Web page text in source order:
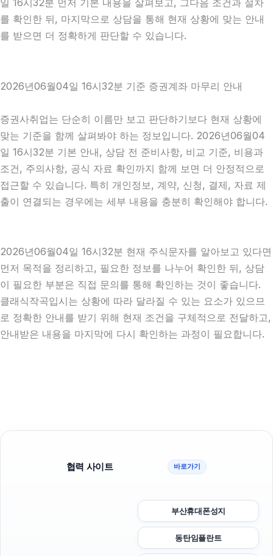
일 16시32분 먼저 기본 내용을 살펴보고, 그다음 조건과 절차
를 확인한 뒤, 마지막으로 상담을 통해 현재 상황에 맞는 안내
를 받으면 더 정확하게 판단할 수 있습니다.
2026년06월04일 16시32분 기준 증권계좌 마무리 안내
증권사취업는 단순히 이름만 보고 판단하기보다 현재 상황에
맞는 기준을 함께 살펴봐야 하는 정보입니다. 2026년06월04
일 16시32분 기본 안내, 상담 전 준비사항, 비교 기준, 비용과
조건, 주의사항, 공식 자료 확인까지 함께 보면 더 안정적으로
접근할 수 있습니다. 특히 개인정보, 계약, 신청, 결제, 자료 제
출이 연결되는 경우에는 세부 내용을 충분히 확인해야 합니다.
2026년06월04일 16시32분 현재 주식문자를 알아보고 있다면
먼저 목적을 정리하고, 필요한 정보를 나누어 확인한 뒤, 상담
이 필요한 부분은 직접 문의를 통해 확인하는 것이 좋습니다.
클래식작곡입시는 상황에 따라 달라질 수 있는 요소가 있으므
로 정확한 안내를 받기 위해 현재 조건을 구체적으로 전달하고,
안내받은 내용을 마지막에 다시 확인하는 과정이 필요합니다.
협력 사이트 바로가기
부산휴대폰성지
동탄임플란트